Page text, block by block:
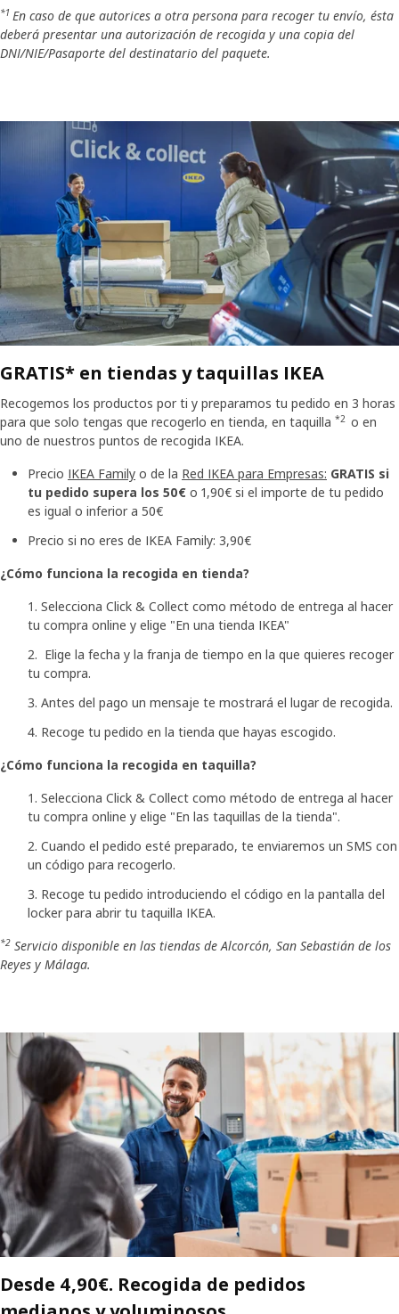
*1 En caso de que autorices a otra persona para recoger tu envío, ésta
deberá presentar una autorización de recogida y una copia del
DNI/NIE/Pasaporte del destinatario del paquete.
GRATIS* en tiendas y taquillas IKEA
Recogemos los productos por ti y preparamos tu pedido en 3 horas
para que solo tengas que recogerlo en tienda, en taquilla *2 o en
uno de nuestros puntos de recogida IKEA.
Precio IKEA Family o de la Red IKEA para Empresas: GRATIS si
tu pedido supera los 50€ o 1,90€ si el importe de tu pedido
es igual o inferior a 50€
Precio si no eres de IKEA Family: 3,90€
¿Cómo funciona la recogida en tienda?
Selecciona Click & Collect como método de entrega al hacer
tu compra online y elige "En una tienda IKEA"
Elige la fecha y la franja de tiempo en la que quieres recoger
tu compra.
Antes del pago un mensaje te mostrará el lugar de recogida.
Recoge tu pedido en la tienda que hayas escogido.
¿Cómo funciona la recogida en taquilla?
Selecciona Click & Collect como método de entrega al hacer
tu compra online y elige "En las taquillas de la tienda".
Cuando el pedido esté preparado, te enviaremos un SMS con
un código para recogerlo.
Recoge tu pedido introduciendo el código en la pantalla del
locker para abrir tu taquilla IKEA.
*2 Servicio disponible en las tiendas de Alcorcón, San Sebastián de los
Reyes y Málaga.
Desde 4,90€. Recogida de pedidos